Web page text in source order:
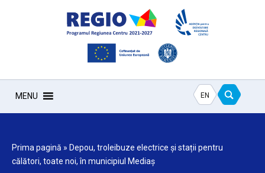
MENU EN
Prima pagină » Depou, troleibuze electrice și stații pentru
călători, toate noi, în municipiul Mediaș